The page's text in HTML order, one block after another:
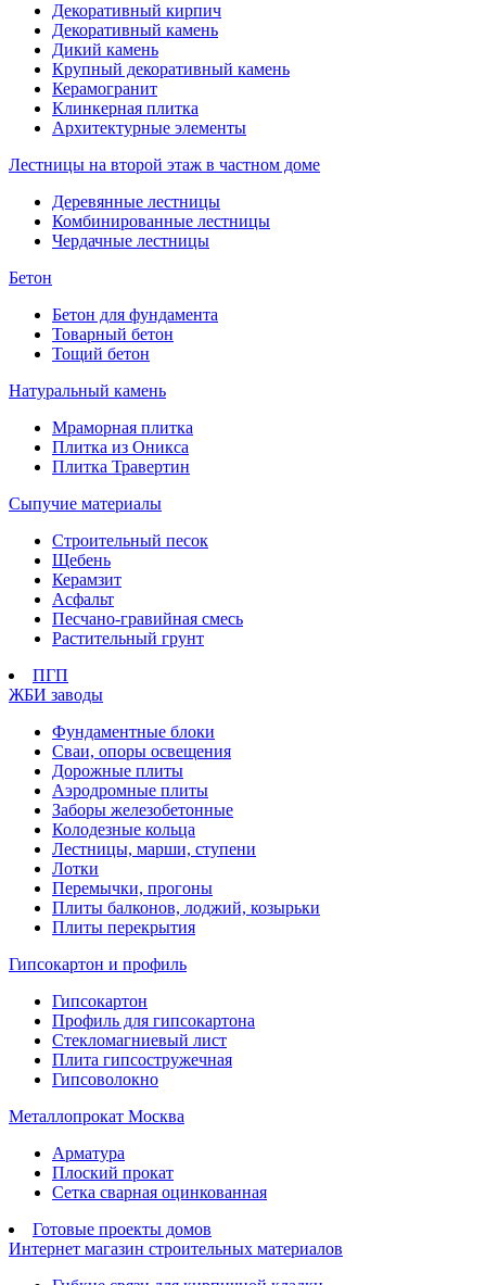
Декоративный кирпич
Декоративный камень
Дикий камень
Крупный декоративный камень
Керамогранит
Клинкерная плитка
Архитектурные элементы
Лестницы на второй этаж в частном доме
Деревянные лестницы
Комбинированные лестницы
Чердачные лестницы
Бетон
Бетон для фундамента
Товарный бетон
Тощий бетон
Натуральный камень
Мраморная плитка
Плитка из Оникса
Плитка Травертин
Сыпучие материалы
Строительный песок
Щебень
Керамзит
Асфальт
Песчано-гравийная смесь
Растительный грунт
ПГП
ЖБИ заводы
Фундаментные блоки
Сваи, опоры освещения
Дорожные плиты
Аэродромные плиты
Заборы железобетонные
Колодезные кольца
Лестницы, марши, ступени
Лотки
Перемычки, прогоны
Плиты балконов, лоджий, козырьки
Плиты перекрытия
Гипсокартон и профиль
Гипсокартон
Профиль для гипсокартона
Стекломагниевый лист
Плита гипсостружечная
Гипсоволокно
Металлопрокат Москва
Арматура
Плоский прокат
Сетка сварная оцинкованная
Готовые проекты домов
Интернет магазин строительных материалов